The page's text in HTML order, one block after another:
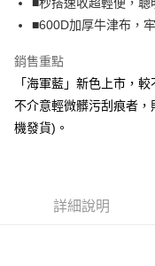
【關於「AFTEE先享後付」
AFTEE先享後付是「在收
１．簡單：不需註冊會員、
２．便利：只要手機號碼，
３．安心：先確認商品／服
【「AFTEE先享後付」結帳
ATM／網路銀行／等多元
ATM付款
運送方式
宅配
每筆NT$100，滿
■600D加厚牛津布，
銷售重點
「海軍藍」新色上市，較
不介意輕微髒污刮痕者
機發貨)。
詳細說明